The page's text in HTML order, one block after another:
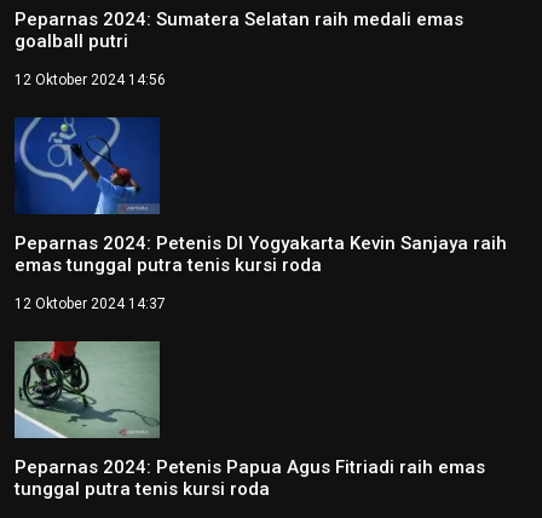
Peparnas 2024: Sumatera Selatan raih medali emas
goalball putri
12 Oktober 2024 14:56
Peparnas 2024: Petenis DI Yogyakarta Kevin Sanjaya raih
emas tunggal putra tenis kursi roda
12 Oktober 2024 14:37
Peparnas 2024: Petenis Papua Agus Fitriadi raih emas
tunggal putra tenis kursi roda